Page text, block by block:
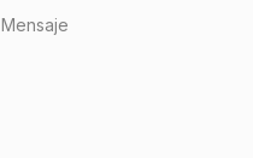
Mensaje